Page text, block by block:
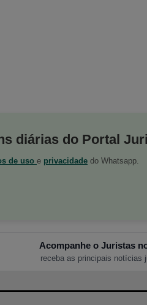
diárias do Portal
de uso e privacidade do Whatsapp.
Acompanhe o Juristas
receba as principais notícias